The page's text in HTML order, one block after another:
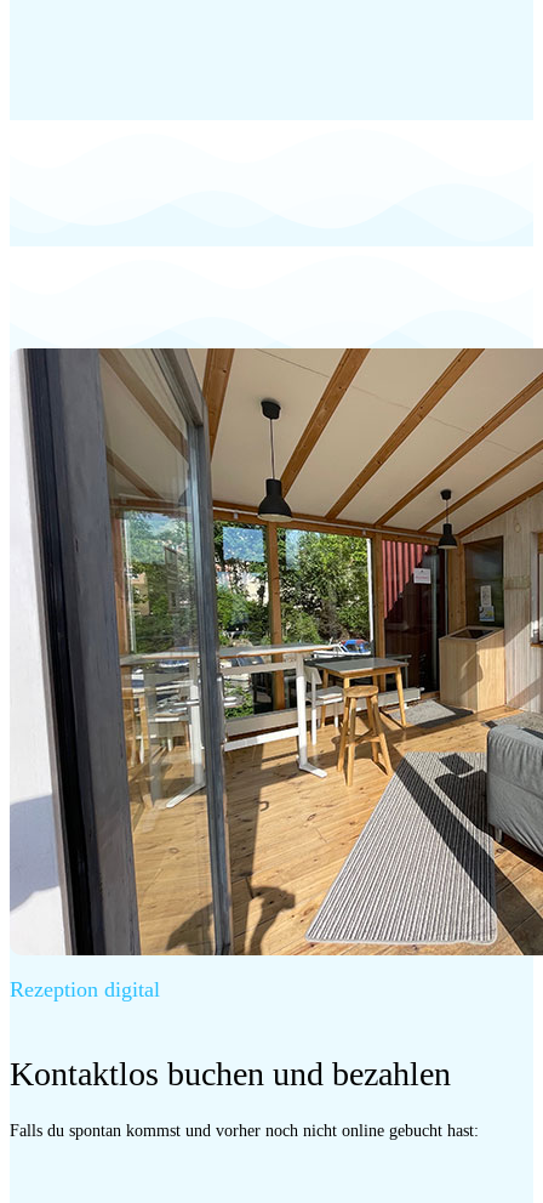
Rezeption digital
Kontaktlos buchen und bezahlen
Falls du spontan kommst und vorher noch nicht online gebucht hast: